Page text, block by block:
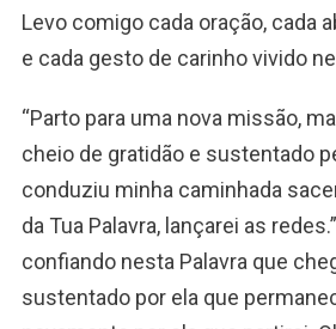
Levo comigo cada oração, cada
e cada gesto de carinho vivido
“Parto para uma nova missão,
cheio de gratidão e sustentado
conduziu minha caminhada
da Tua Palavra, lançarei as
confiando nesta Palavra que
sustentado por ela que